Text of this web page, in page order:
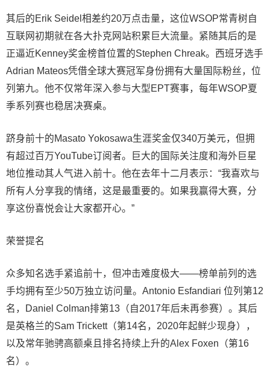
其后的Erik Seidel相差约20万点击量，这位WSOP常青树自
互联网初期就在各大扑克网站积累巨大流量。紧随其后的是
正逼近Kenney奖金榜首位置的Stephen Chreak。西班牙选手
Adrian Mateos凭借全球大赛冠军身份拥有大量国际粉丝，位
列第九。他不仅常年深入参与大型EPT赛事，每年WSOP夏
季系列赛也稳居决赛桌。
跻身前十的Masato Yokosawa生涯奖金仅340万美元，但拥
有超过百万YouTube订阅者。巨大的国际关注度和海外巨星
地位推动其人气进入前十。他在去年十二月表示：“我喜欢与
所有人分享我的情绪，这是最重要的。如果我赢得大赛，分
享这份喜悦会让大家都开心。”
荣誉提名
众多知名选手紧追前十，但冲击难度极大——榜单前列的选
手均拥有至少50万独立访问量。Antonio Esfandiari 位列第12
名，Daniel Colman排第13（自2017年后未再参赛）。其后
是英格兰的Sam Trickett（第14名，2020年起鲜少现身），
以及常年驰骋高额桌且排名持续上升的Alex Foxen（第16
名）。